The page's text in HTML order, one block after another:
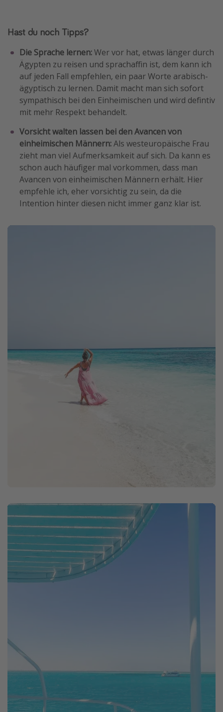
Hast du noch Tipps?
Die Sprache lernen:Wer vor hat, etwas länger durch
Ägypten zu reisen und sprachaffin ist, dem kann ich
auf jeden Fall empfehlen, ein paar Worte arabisch-
ägyptisch zu lernen. Damit macht man sich sofort
sympathisch bei den Einheimischen und wird defintiv
mit mehr Respekt behandelt.
Vorsicht walten lassen bei den Avancen von
einheimischen Männern:Als westeuropäische Frau
zieht man viel Aufmerksamkeit auf sich. Da kann es
schon auch häufiger mal vorkommen, dass man
Avancen von einheimischen Männern erhält. Hier
empfehle ich, eher vorsichtig zu sein, da die
Intention hinter diesen nicht immer ganz klar ist.